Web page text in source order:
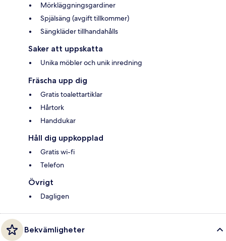
Mörkläggningsgardiner
Spjälsäng (avgift tillkommer)
Sängkläder tillhandahålls
Saker att uppskatta
Unika möbler och unik inredning
Fräscha upp dig
Gratis toalettartiklar
Hårtork
Handdukar
Håll dig uppkopplad
Gratis wi-fi
Telefon
Övrigt
Dagligen
Bekvämligheter